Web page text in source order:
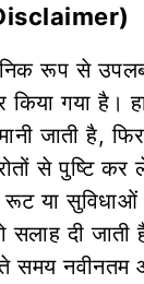
रूप से
किया गया है।
जाती है,
से पुष्टि कर
या सुविधाओं
सलाह दी जाती
समय